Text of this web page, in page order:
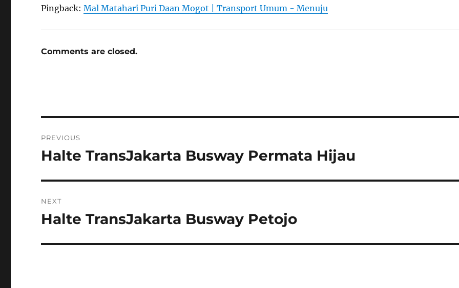
Pingback:Mal Matahari Puri Daan Mogot | Transport Umum - Menuju
Comments are closed.
navigation
PREVIOUS
Previous
Halte TransJakarta Busway Permata Hijau
NEXT
Next
Halte TransJakarta Busway Petojo